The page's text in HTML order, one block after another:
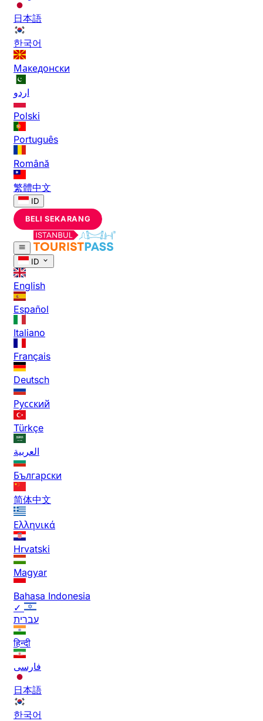
日本語
한국어
Македонски
اردو
Polski
Português
Română
繁體中文
ID
BELI SEKARANG
ID
English
Español
Italiano
Français
Deutsch
Русский
Türkçe
العربية
Български
简体中文
Ελληνικά
Hrvatski
Magyar
Bahasa Indonesia
✓
עברית
हिन्दी
فارسی
日本語
한국어